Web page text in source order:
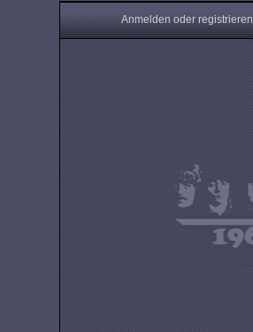
Anmelden oder registrieren